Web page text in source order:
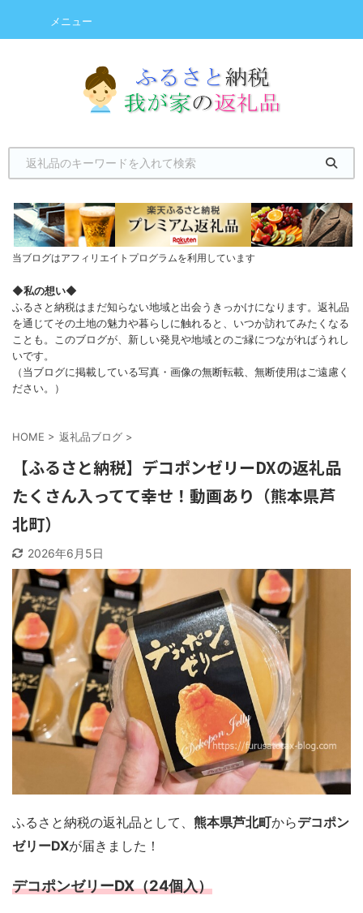
メニュー
当ブログはアフィリエイトプログラムを利用しています
◆私の想い◆
ふるさと納税はまだ知らない地域と出会うきっかけになります。返礼品
を通じてその土地の魅力や暮らしに触れると、いつか訪れてみたくなる
ことも。このブログが、新しい発見や地域とのご縁につながればうれし
いです。
（当ブログに掲載している写真・画像の無断転載、無断使用はご遠慮く
ださい。）
HOME > 返礼品ブログ >
【ふるさと納税】デコポンゼリーDXの返礼品
たくさん入ってて幸せ！動画あり（熊本県芦
北町）
2026年6月5日
ふるさと納税の返礼品として、 熊本県芦北町からデコポン
ゼリーDXが届きました！
デコポンゼリーDX（24個入）